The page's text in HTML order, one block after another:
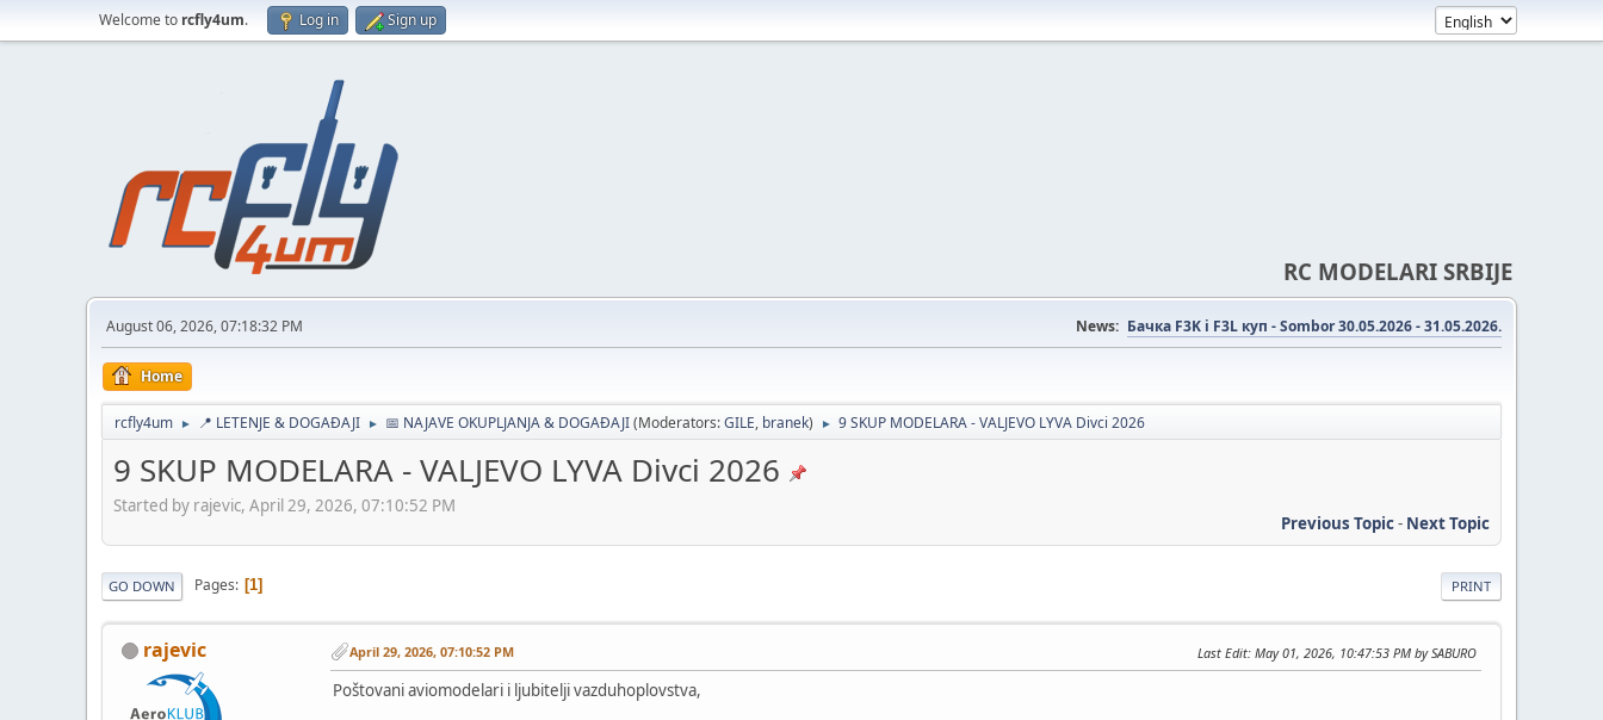
Welcome to rcfly4um. Log in Sign up
RC MODELARI SRBIJE
August 06, 2026, 07:18:32 PM News: Бачка F3K i F3L куп - Sombor 30.05.2026 - 31.05.2026.
Home
rcfly4um ► 📍 LETENJE & DOGAĐAJI ► 📅 NAJAVE OKUPLJANJA & DOGAĐAJI(Moderators:GILE, branek) ► 9 SKUP MODELARA - VALJEVO LYVA Divci 2026
9 SKUP MODELARA - VALJEVO LYVA Divci 2026
Started by rajevic, April 29, 2026, 07:10:52 PM
Previous Topic- Next Topic
PRINT
GO DOWN Pages 1
rajevic April 29, 2026, 07:10:52 PM Last Edit: May 01, 2026, 10:47:53 PM by SABURO
Poštovani aviomodelari i ljubitelji vazduhoplovstva,